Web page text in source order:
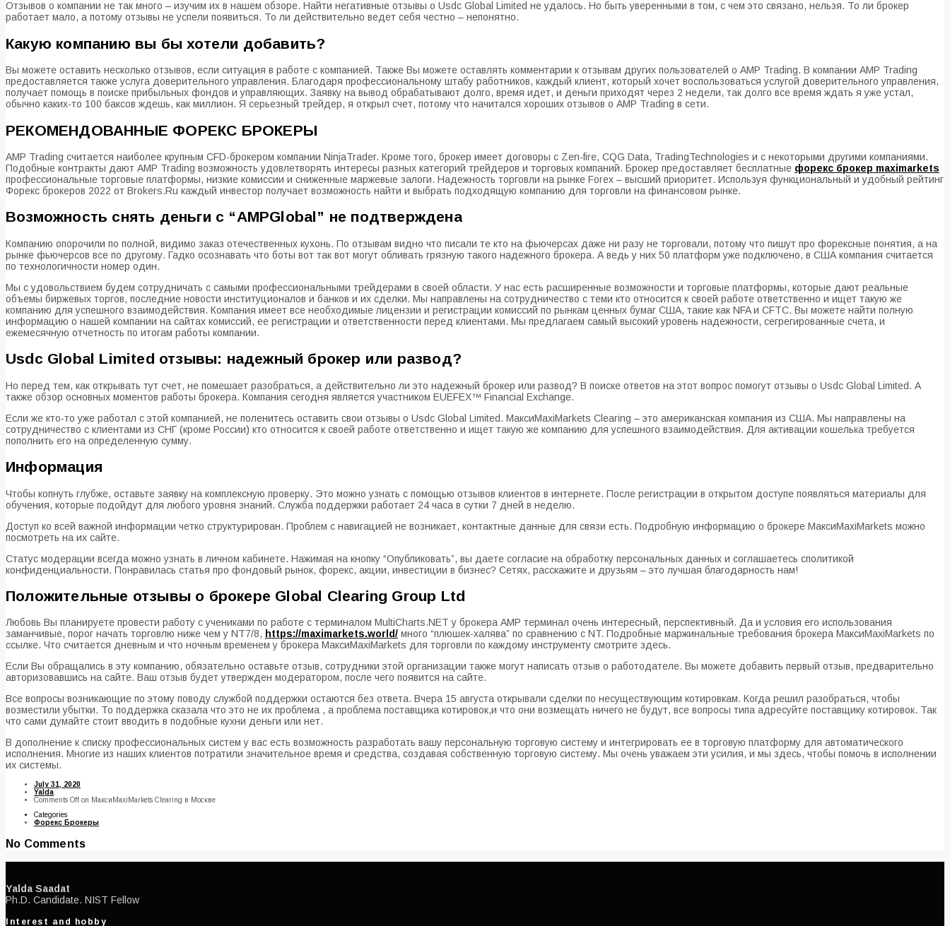
Отзывов о компании не так много – изучим их в нашем обзоре. Найти негативные отзывы о Usdc Global Limited не удалось. Но быть уверенными в том, с чем это связано, нельзя. То ли брокер
работает мало, а потому отзывы не успели появиться. То ли действительно ведет себя честно – непонятно.
Какую компанию вы бы хотели добавить?
Вы можете оставить несколько отзывов, если ситуация в работе с компанией. Также Вы можете оставлять комментарии к отзывам других пользователей о AMP Trading. В компании AMP Trading
предоставляется также услуга доверительного управления. Благодаря профессиональному штабу работников, каждый клиент, который хочет воспользоваться услугой доверительного управления,
получает помощь в поиске прибыльных фондов и управляющих. Заявку на вывод обрабатывают долго, время идет, и деньги приходят через 2 недели, так долго все время ждать я уже устал,
обычно каких-то 100 баксов ждешь, как миллион. Я серьезный трейдер, я открыл счет, потому что начитался хороших отзывов о AMP Trading в сети.
РЕКОМЕНДОВАННЫЕ ФОРЕКС БРОКЕРЫ
AMP Trading считается наиболее крупным CFD-брокером компании NinjaTrader. Кроме того, брокер имеет договоры с Zen-fire, CQG Data, TradingTechnologies и с некоторыми другими компаниями.
Подобные контракты дают AMP Trading возможность удовлетворять интересы разных категорий трейдеров и торговых компаний. Брокер предоставляет бесплатные форекс брокер maximarkets
профессиональные торговые платформы, низкие комиссии и сниженные маржевые залоги. Надежность торговли на рынке Forex – высший приоритет. Используя функциональный и удобный рейтинг
Форекс брокеров 2022 от Brokers.Ru каждый инвестор получает возможность найти и выбрать подходящую компанию для торговли на финансовом рынке.
Возможность снять деньги с “AMPGlobal” не подтверждена
Компанию опорочили по полной, видимо заказ отечественных кухонь. По отзывам видно что писали те кто на фьючерсах даже ни разу не торговали, потому что пишут про форексные понятия, а на
рынке фьючерсов все по другому. Гадко осознавать что боты вот так вот могут обливать грязную такого надежного брокера. А ведь у них 50 платформ уже подключено, в США компания считается
по технологичности номер один.
Мы с удовольствием будем сотрудничать с самыми профессиональными трейдерами в своей области. У нас есть расширенные возможности и торговые платформы, которые дают реальные
объемы биржевых торгов, последние новости институционалов и банков и их сделки. Мы направлены на сотрудничество с теми кто относится к своей работе ответственно и ищет такую же
компанию для успешного взаимодействия. Компания имеет все необходимые лицензии и регистрации комиссий по рынкам ценных бумаг США, такие как NFA и CFTC. Вы можете найти полную
информацию о нашей компании на сайтах комиссий, ее регистрации и ответственности перед клиентами. Мы предлагаем самый высокий уровень надежности, сегрегированные счета, и
ежемесячную отчетность по итогам работы компании.
Usdc Global Limited отзывы: надежный брокер или развод?
Но перед тем, как открывать тут счет, не помешает разобраться, а действительно ли это надежный брокер или развод? В поиске ответов на этот вопрос помогут отзывы о Usdc Global Limited. А
также обзор основных моментов работы брокера. Компания сегодня является участником EUEFEX™ Financial Exchange.
Если же кто-то уже работал с этой компанией, не поленитесь оставить свои отзывы о Usdc Global Limited. МаксиMaxiMarkets Clearing – это американская компания из США. Мы направлены на
сотрудничество с клиентами из СНГ (кроме России) кто относится к своей работе ответственно и ищет такую же компанию для успешного взаимодействия. Для активации кошелька требуется
пополнить его на определенную сумму.
Информация
Чтобы копнуть глубже, оставьте заявку на комплексную проверку. Это можно узнать с помощью отзывов клиентов в интернете. После регистрации в открытом доступе появляться материалы для
обучения, которые подойдут для любого уровня знаний. Служба поддержки работает 24 часа в сутки 7 дней в неделю.
Доступ ко всей важной информации четко структурирован. Проблем с навигацией не возникает, контактные данные для связи есть. Подробную информацию о брокере МаксиMaxiMarkets можно
посмотреть на их сайте.
Статус модерации всегда можно узнать в личном кабинете. Нажимая на кнопку “Опубликовать”, вы даете согласие на обработку персональных данных и соглашаетесь cполитикой
конфиденциальности. Понравилась статья про фондовый рынок, форекс, акции, инвестиции в бизнес? Сетях, расскажите и друзьям – это лучшая благодарность нам!
Положительные отзывы о брокере Global Clearing Group Ltd
Любовь Вы планируете провести работу с учениками по работе с терминалом MultiCharts.NET у брокера АМР терминал очень интересный, перспективный. Да и условия его использования
заманчивые, порог начать торговлю ниже чем у NT7/8, https://maximarkets.world/ много “плюшек-халява” по сравнению с NT. Подробные маржинальные требования брокера МаксиMaxiMarkets по
ссылке. Что считается дневным и что ночным временем у брокера МаксиMaxiMarkets для торговли по каждому инструменту смотрите здесь.
Если Вы обращались в эту компанию, обязательно оставьте отзыв, сотрудники этой организации также могут написать отзыв о работодателе. Вы можете добавить первый отзыв, предварительно
авторизовавшись на сайте. Ваш отзыв будет утвержден модератором, после чего появится на сайте.
Все вопросы возникающие по этому поводу службой поддержки остаются без ответа. Вчера 15 августа открывали сделки по несуществующим котировкам. Когда решил разобраться, чтобы
возместили убытки. То поддержка сказала что это не их проблема , а проблема поставщика котировок,и что они возмещать ничего не будут, все вопросы типа адресуйте поставщику котировок. Так
что сами думайте стоит вводить в подобные кухни деньги или нет.
В дополнение к списку профессиональных систем у вас есть возможность разработать вашу персональную торговую систему и интегрировать ее в торговую платформу для автоматического
исполнения. Многие из наших клиентов потратили значительное время и средства, создавая собственную торговую систему. Мы очень уважаем эти усилия, и мы здесь, чтобы помочь в исполнении
их системы.
July 31, 2020
Yalda
Comments Off on МаксиMaxiMarkets Clearing в Москве
Categories
Форекс Брокеры
No Comments
Yalda Saadat
Ph.D. Candidate. NIST Fellow
Interest and hobby